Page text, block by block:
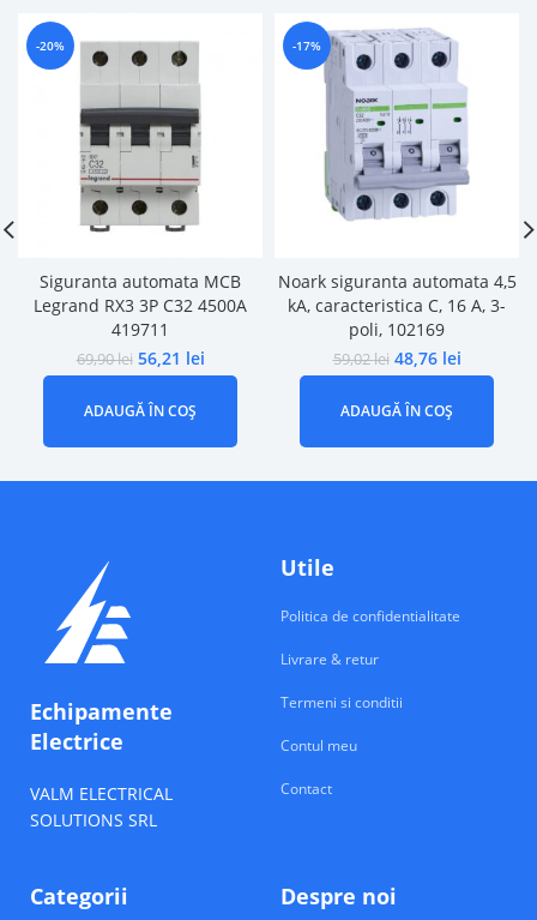
-20%
Siguranta automata MCB
Legrand RX3 3P C32 4500A
419711
69,90lei 56,21 lei
ADAUGĂ ÎN COȘ
-17%
Noark siguranta automata 4,5
kA, caracteristica C, 16 A, 3-
poli, 102169
59,02lei 48,76 lei
ADAUGĂ ÎN COȘ
Echipamente
Electrice
VALM ELECTRICAL
SOLUTIONS SRL
Utile
Politica de confidentialitate
Livrare & retur
Termeni si conditii
Contul meu
Contact
Categorii Despre noi